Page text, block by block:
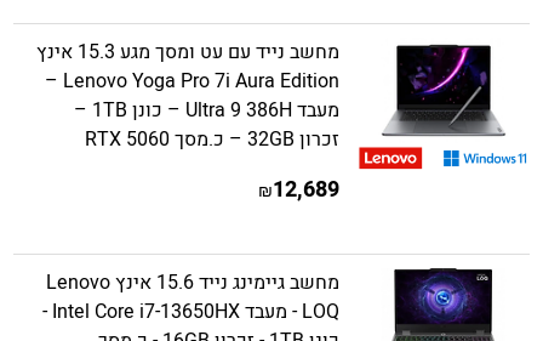
מחשב נייד עם עט ומסך מגע 15.3 אינץ
Lenovo Yoga Pro 7i Aura Edition –
מעבד Ultra 9 386H – כונן 1TB –
זכרון 32GB – כ.מסך RTX 5060
12,689
₪
מחשב גיימינג נייד 15.6 אינץ Lenovo
LOQ - מעבד Intel Core i7-13650HX -